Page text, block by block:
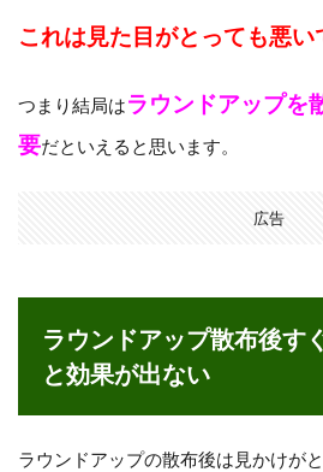
これは見た目がとっても悪い
つまり結局はラウンドアップを
要だといえると思います。
広告
ラウンドアップ散布後す
と効果が出ない
ラウンドアップの散布後は見かけが